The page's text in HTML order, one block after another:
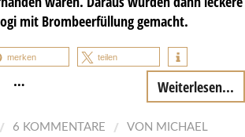
mit Brombeerfüllung gemacht.
merken teilen
… Weiterlesen...
/ 6 KOMMENTARE / VON MICHAEL